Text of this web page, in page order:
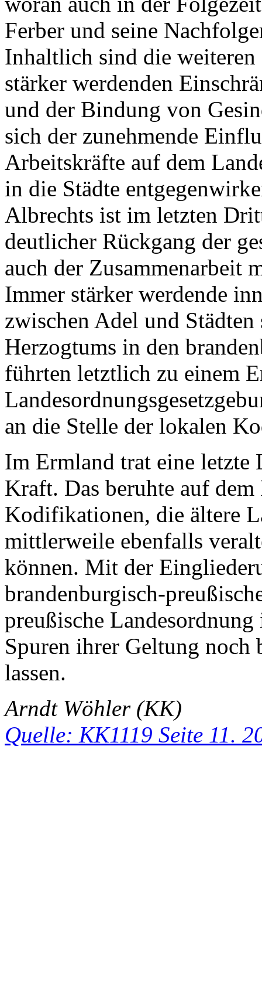
Ferber und seine
Inhaltlich sind die
stärker werdenden
und der Bindung von
sich der zunehmende
Arbeitskräfte auf dem
in die Städte
Albrechts ist im letzten
deutlicher Rückgang der
auch der Zusammenarbeit
Immer stärker werdende
zwischen Adel und
Herzogtums in den
führten letztlich zu einem
an die Stelle der lokalen
Im Ermland trat eine letzte
Kraft. Das beruhte auf
Kodifikationen, die ältere
mittlerweile ebenfalls
können. Mit der
brandenburgisch-
preußische
Spuren ihrer Geltung noch
lassen.
Arndt Wöhler (KK)
Quelle: KK1119 Seite 11.